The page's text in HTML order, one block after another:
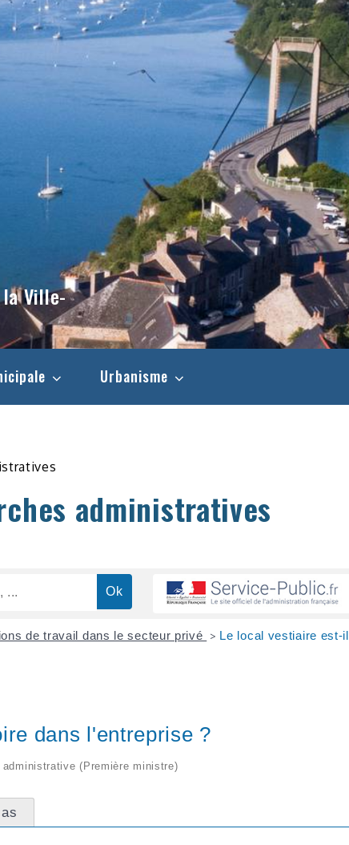
Ville-
Urbanisme
administratives
de travail dans le secteur privé > Le local vestiaire est-il
dans l'entreprise ?
(Première ministre)